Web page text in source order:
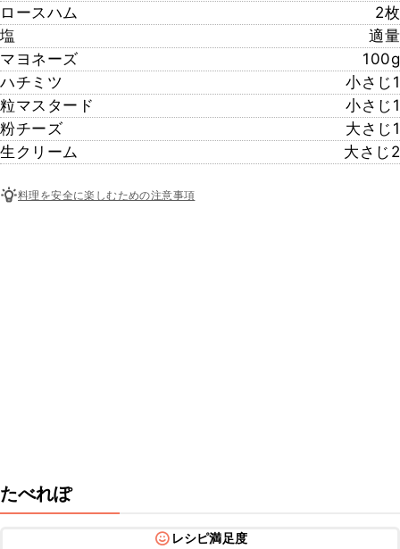
ロースハム
2枚
塩
適量
マヨネーズ
100g
ハチミツ
小さじ1
粒マスタード
小さじ1
粉チーズ
大さじ1
生クリーム
大さじ2
料理を安全に楽しむための注意事項
たべれぽ
レシピ満足度